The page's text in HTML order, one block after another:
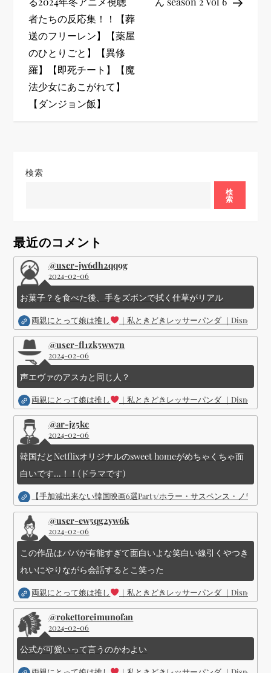
ナ
ビ
ゲ
ー
ン
者たちの反応集！！【葬
送のフリーレン】【薬屋
のひとりごと】【異修
羅】【即死チート】【魔
法少女にあこがれて】
【ダンジョン飯】
検索
検
索
最近のコメント
@user-jw6dh2qq9g
2024-02-06
お菓子？を食べた後、手をズボンで拭く仕草がリアル
両親にとって娘は推し ｜私ときどきレッサーパンダ ｜Disney (
@user-fl1zk5ww7n
2024-02-06
声エヴァのアスカと同じ人？
両親にとって娘は推し ｜私ときどきレッサーパンダ ｜Disney (
@ar-jz5kc
2024-02-06
韓国だとNetflixオリジナルのsweet homeがめちゃくちゃ面
白いです...！！(ドラマです)
【手加減出来ない韓国映画6選Part3/ホラー・サスペンス・ノワー
@user-ew5qg2yw6k
2024-02-06
この作品はパパが有能すぎて面白いよな笑白い線引くやつき
れいにやりながら会話するとこ笑った
両親にとって娘は推し ｜私ときどきレッサーパンダ ｜Disney (
@rokettoreimunofan
2024-02-06
公式が可愛いって言うのかわよい